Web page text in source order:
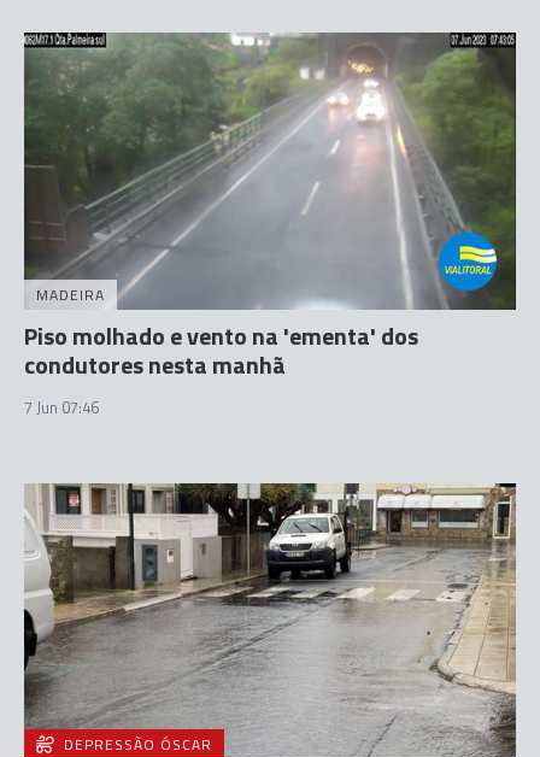
MADEIRA
Piso molhado e vento na 'ementa' dos
condutores nesta manhã
7 Jun 07:46
DEPRESSÃO ÓSCAR